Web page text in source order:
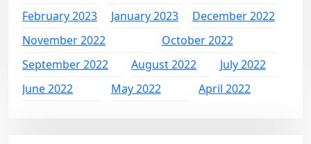
February 2023
January 2023
December 2022
November 2022
October 2022
September 2022
August 2022
July 2022
June 2022
May 2022 April 2022